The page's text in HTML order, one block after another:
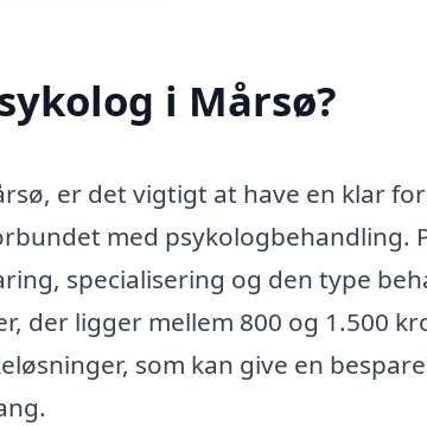
i Mårsø?
er det vigtigt at have en klar
med psykologbehandling.
specialisering og den type
der ligger mellem 800 og 1.500
som kan give en